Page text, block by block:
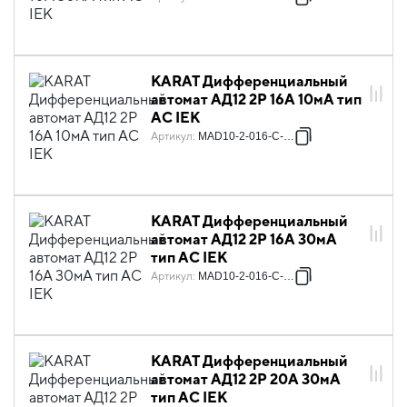
KARAT Дифференциальный
автомат АД12 2P 16А 10мА тип
AC IEK
Артикул: MAD10-2-016-C-010
KARAT Дифференциальный
автомат АД12 2P 16А 30мА
тип AC IEK
Артикул: MAD10-2-016-C-030
KARAT Дифференциальный
автомат АД12 2P 20А 30мА
тип AC IEK